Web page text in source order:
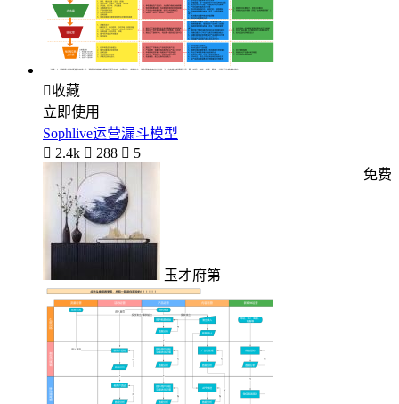
收藏
立即使用
Sophlive运营漏斗模型
 2.4k  288  5
玉才府第
免费